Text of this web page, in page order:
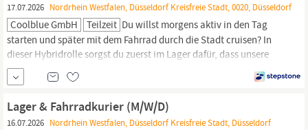
17.07.2026 Nordrhein Westfalen, Düsseldorf Kreisfreie Stadt, 0020, Düsseldorf
Coolblue GmbH Teilzeit Du willst morgens aktiv in den Tag
starten und später mit dem Fahrrad durch die Stadt cruisen? In
dieser Hybridrolle sorgst du zuerst im Lager dafür, dass unsere
blauen Lieferwagen startklar sind – und anschließend begeisterst
du unsere Kund innen als
Du lieferst mit dem
Fahrrad Pakete aus, begeisterst Kund innen mit deinem Service
und...
Lager & Fahrradkurier (M/W/D)
16.07.2026 Nordrhein Westfalen, Düsseldorf Kreisfreie Stadt, Düsseldorf